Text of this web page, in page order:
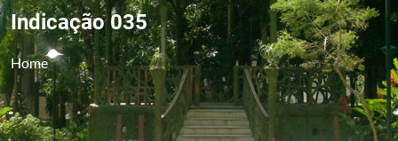
Indicação 035
Home